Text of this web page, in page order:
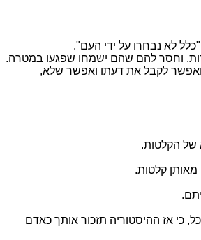
וחסר להם שהם ישמחו שפגעו במטרה.
ואפשר לקבל את דעתו ואפשר שלא,
של הקלטות.
קלטות.
כי אז ההיסטוריה תזכור אותך כאדם